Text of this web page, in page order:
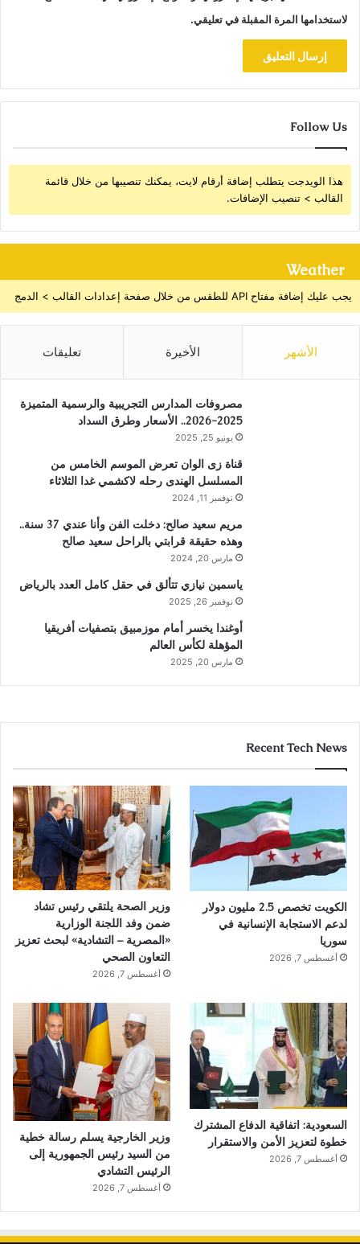
لاستخدامها المرة المقبلة في تعليقي.
Follow Us
هذا الويدجت يتطلب إضافة أرقام لايت، يمكنك تنصيبها من خلال قائمة
القالب > تنصيب الإضافات.
Weather
يجب عليك إضافة مفتاح API للطقس من خلال صفحة إعدادات القالب > الدمج
الأشهر الأخيرة تعليقات
مصروفات المدارس التجريبية والرسمية المتميزة
2025-2026.. الأسعار وطرق السداد
يونيو 25, 2025
قناة زى الوان تعرض الموسم الخامس من
المسلسل الهندى رحله لاكشمي غدا الثلاثاء
نوفمبر 11, 2024
مريم سعيد صالح: دخلت الفن وأنا عندي 37 سنة..
وهذه حقيقة قرابتي بالراحل سعيد صالح
مارس 20, 2024
ياسمين نيازي تتألق في حقل كامل العدد بالرياض
نوفمبر 26, 2025
أوغندا يخسر أمام موزمبيق بتصفيات أفريقيا
المؤهلة لكأس العالم
مارس 20, 2025
Recent Tech News
الكويت تخصص 2.5 مليون دولار
لدعم الاستجابة الإنسانية في
سوريا
أغسطس 7, 2026
وزير الصحة يلتقي رئيس تشاد
ضمن وفد اللجنة الوزارية
«المصرية – التشادية» لبحث تعزيز
التعاون الصحي
أغسطس 7, 2026
السعودية: اتفاقية الدفاع المشترك
خطوة لتعزيز الأمن والاستقرار
أغسطس 7, 2026
وزير الخارجية يسلم رسالة خطية
من السيد رئيس الجمهورية إلى
الرئيس التشادي
أغسطس 7, 2026